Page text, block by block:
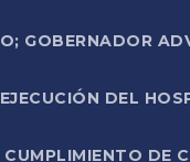
GOBERNADOR
DEL
DE